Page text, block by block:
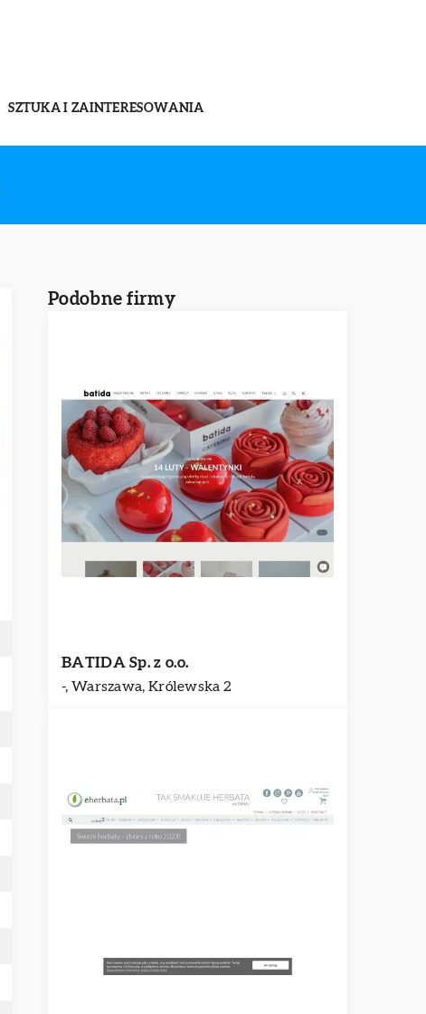
SZTUKA I ZAINTERESOWANIA
Podobne firmy
BATIDA Sp. z o.o.
-, Warszawa, Królewska 2